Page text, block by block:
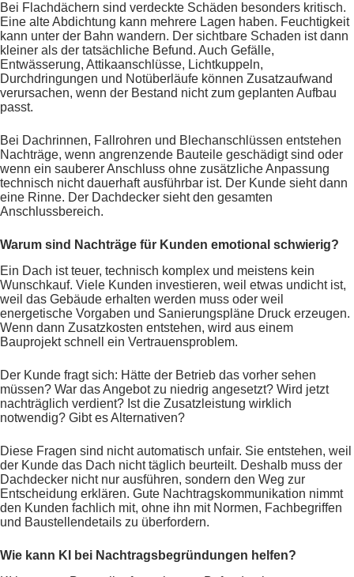
Bei Flachdächern sind verdeckte Schäden besonders kritisch.
Eine alte Abdichtung kann mehrere Lagen haben. Feuchtigkeit
kann unter der Bahn wandern. Der sichtbare Schaden ist dann
kleiner als der tatsächliche Befund. Auch Gefälle,
Entwässerung, Attikaanschlüsse, Lichtkuppeln,
Durchdringungen und Notüberläufe können Zusatzaufwand
verursachen, wenn der Bestand nicht zum geplanten Aufbau
passt.
Bei Dachrinnen, Fallrohren und Blechanschlüssen entstehen
Nachträge, wenn angrenzende Bauteile geschädigt sind oder
wenn ein sauberer Anschluss ohne zusätzliche Anpassung
technisch nicht dauerhaft ausführbar ist. Der Kunde sieht dann
eine Rinne. Der Dachdecker sieht den gesamten
Anschlussbereich.
Warum sind Nachträge für Kunden emotional schwierig?
Ein Dach ist teuer, technisch komplex und meistens kein
Wunschkauf. Viele Kunden investieren, weil etwas undicht ist,
weil das Gebäude erhalten werden muss oder weil
energetische Vorgaben und Sanierungspläne Druck erzeugen.
Wenn dann Zusatzkosten entstehen, wird aus einem
Bauprojekt schnell ein Vertrauensproblem.
Der Kunde fragt sich: Hätte der Betrieb das vorher sehen
müssen? War das Angebot zu niedrig angesetzt? Wird jetzt
nachträglich verdient? Ist die Zusatzleistung wirklich
notwendig? Gibt es Alternativen?
Diese Fragen sind nicht automatisch unfair. Sie entstehen, weil
der Kunde das Dach nicht täglich beurteilt. Deshalb muss der
Dachdecker nicht nur ausführen, sondern den Weg zur
Entscheidung erklären. Gute Nachtragskommunikation nimmt
den Kunden fachlich mit, ohne ihn mit Normen, Fachbegriffen
und Baustellendetails zu überfordern.
Wie kann KI bei Nachtragsbegründungen helfen?